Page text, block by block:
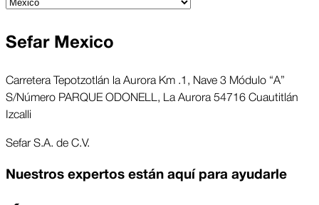
Sefar Mexico
Carretera Tepotzotlán la Aurora Km .1, Nave 3 Módulo “A”
S/Número PARQUE ODONELL, La Aurora 54716 Cuautitlán
Izcalli
Sefar S.A. de C.V.
Nuestros expertos están aquí para ayudarle